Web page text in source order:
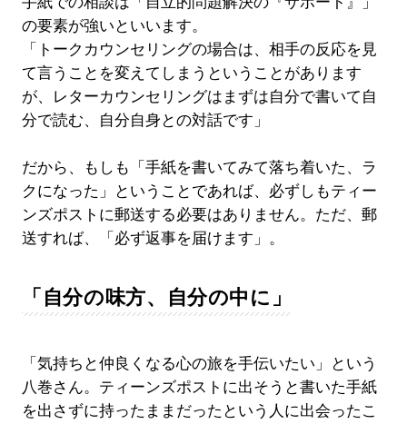
の要素が強いといいます。
「トークカウンセリングの場合は、相手の反応を見
て言うことを変えてしまうということがあります
が、レターカウンセリングはまずは自分で書いて自
分で読む、自分自身との対話です」
だから、もしも「手紙を書いてみて落ち着いた、ラ
クになった」ということであれば、必ずしもティー
ンズポストに郵送する必要はありません。ただ、郵
送すれば、「必ず返事を届けます」。
「自分の味方、自分の中に」
「気持ちと仲良くなる心の旅を手伝いたい」という
八巻さん。ティーンズポストに出そうと書いた手紙
を出さずに持ったままだったという人に出会ったこ